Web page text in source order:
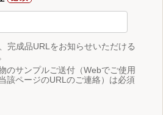
完成品URLをお知らせいただける
のサンプルご送付（Webでご使用
該ページのURLのご連絡）は必須